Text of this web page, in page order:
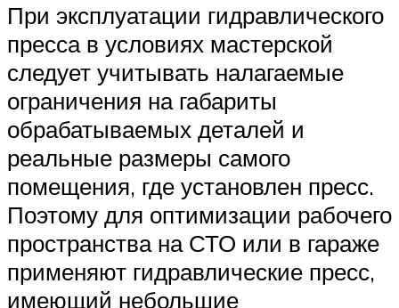
При эксплуатации гидравлического
пресса в условиях мастерской
следует учитывать налагаемые
ограничения на габариты
обрабатываемых деталей и
реальные размеры самого
помещения, где установлен пресс.
Поэтому для оптимизации рабочего
пространства на СТО или в гараже
применяют гидравлические пресс,
имеющий небольшие